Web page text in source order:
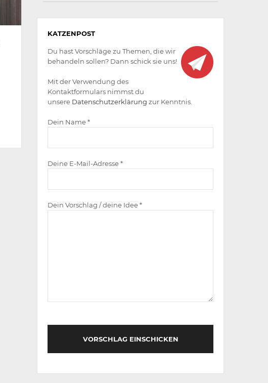
werden
KATZENPOST
Du hast Vorschläge zu Themen, die wir
behandeln sollen? Dann schick sie uns!
Mit der Verwendung des
Kontaktformulars nimmst du
unsere Datenschutzerklärung zur Kenntnis.
Dein Name *
Deine E-Mail-Adresse *
Dein Vorschlag / deine Idee *